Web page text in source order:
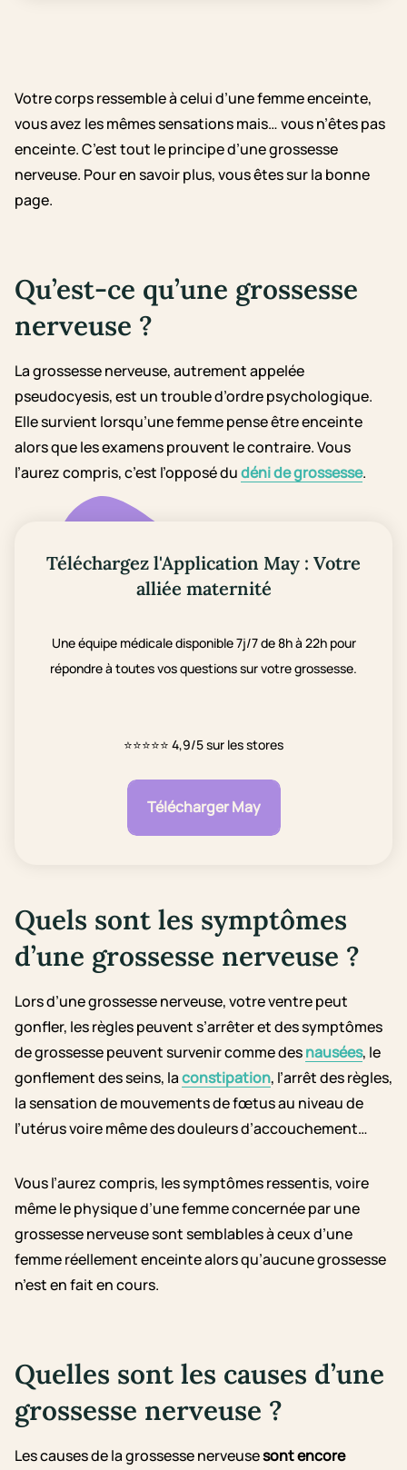
Votre corps ressemble à celui d’une femme enceinte,
vous avez les mêmes sensations mais… vous n’êtes pas
enceinte. C’est tout le principe d’une grossesse
nerveuse. Pour en savoir plus, vous êtes sur la bonne
page.
Qu’est-ce qu’une grossesse
nerveuse ?
La grossesse nerveuse, autrement appelée
pseudocyesis, est un trouble d’ordre psychologique.
Elle survient lorsqu’une femme pense être enceinte
alors que les examens prouvent le contraire. Vous
l’aurez compris, c’est l’opposé dudéni de grossesse.
Téléchargez l'Application May : Votre
alliée maternité
Une équipe médicale disponible 7j/7 de 8h à 22h pour
répondre à toutes vos questions sur votre grossesse.
⭐⭐⭐⭐⭐ 4,9/5 sur les stores
Télécharger May
Quels sont les symptômes
d’une grossesse nerveuse ?
Lors d’une grossesse nerveuse, votre ventre peut
gonfler, les règles peuvent s’arrêter et des symptômes
de grossesse peuvent survenir comme desnausées, le
gonflement des seins, laconstipation, l’arrêt des règles,
la sensation de mouvements de fœtus au niveau de
l’utérus voire même des douleurs d’accouchement…
Vous l’aurez compris, les symptômes ressentis, voire
même le physique d’une femme concernée par une
grossesse nerveuse sont semblables à ceux d’une
femme réellement enceinte alors qu’aucune grossesse
n’est en fait en cours.
Quelles sont les causes d’une
grossesse nerveuse ?
Les causes de la grossesse nerveusesont encore